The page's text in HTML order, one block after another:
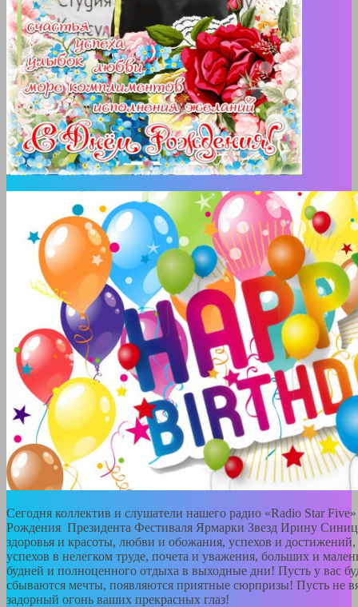
Сегодня коллектив и слушатели нашего радио «Radio Star
Рождения Президента Фестиваля Ярмарки Звезд Ирину
здоровья и красоты, любви и обожания, успехов и
успехов в нелегком труде, почета и уважения, больших и
будней и полноценного отдыха в выходные дни! Пусть у вас
сбываются мечты, появляются приятные сюрпризы! Пусть не
задорный огонь ваших прекрасных глаз!